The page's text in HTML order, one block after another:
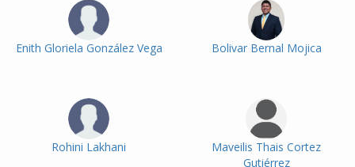
Enith Gloriela González Vega Bolivar Bernal Mojica
Rohini Lakhani
Maveilis Thais Cortez
Gutiérrez